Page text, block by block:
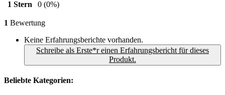
1 Stern 0 (0%)
1 Bewertung
Keine Erfahrungsberichte vorhanden.
Schreibe als Erste*r einen Erfahrungsbericht für dieses
Produkt.
Beliebte Kategorien: